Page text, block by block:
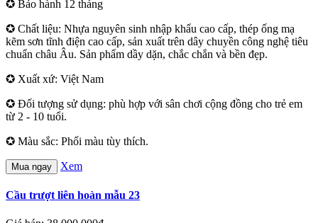
✪ Bảo hành 12 tháng
✪ Chất liệu: Nhựa nguyên sinh nhập khẩu cao cấp, thép ống mạ
kẽm sơn tĩnh điện cao cấp, sản xuất trên dây chuyền công nghệ tiêu
chuẩn châu Âu. Sản phẩm dầy dặn, chắc chắn và bền đẹp.
✪ Xuất xứ: Việt Nam
✪ Đối tượng sử dụng: phù hợp với sân chơi cộng đồng cho trẻ em
từ 2 - 10 tuổi.
✪ Màu sắc: Phối màu tùy thích.
Mua ngay Xem
Cầu trượt liên hoàn mẫu 23